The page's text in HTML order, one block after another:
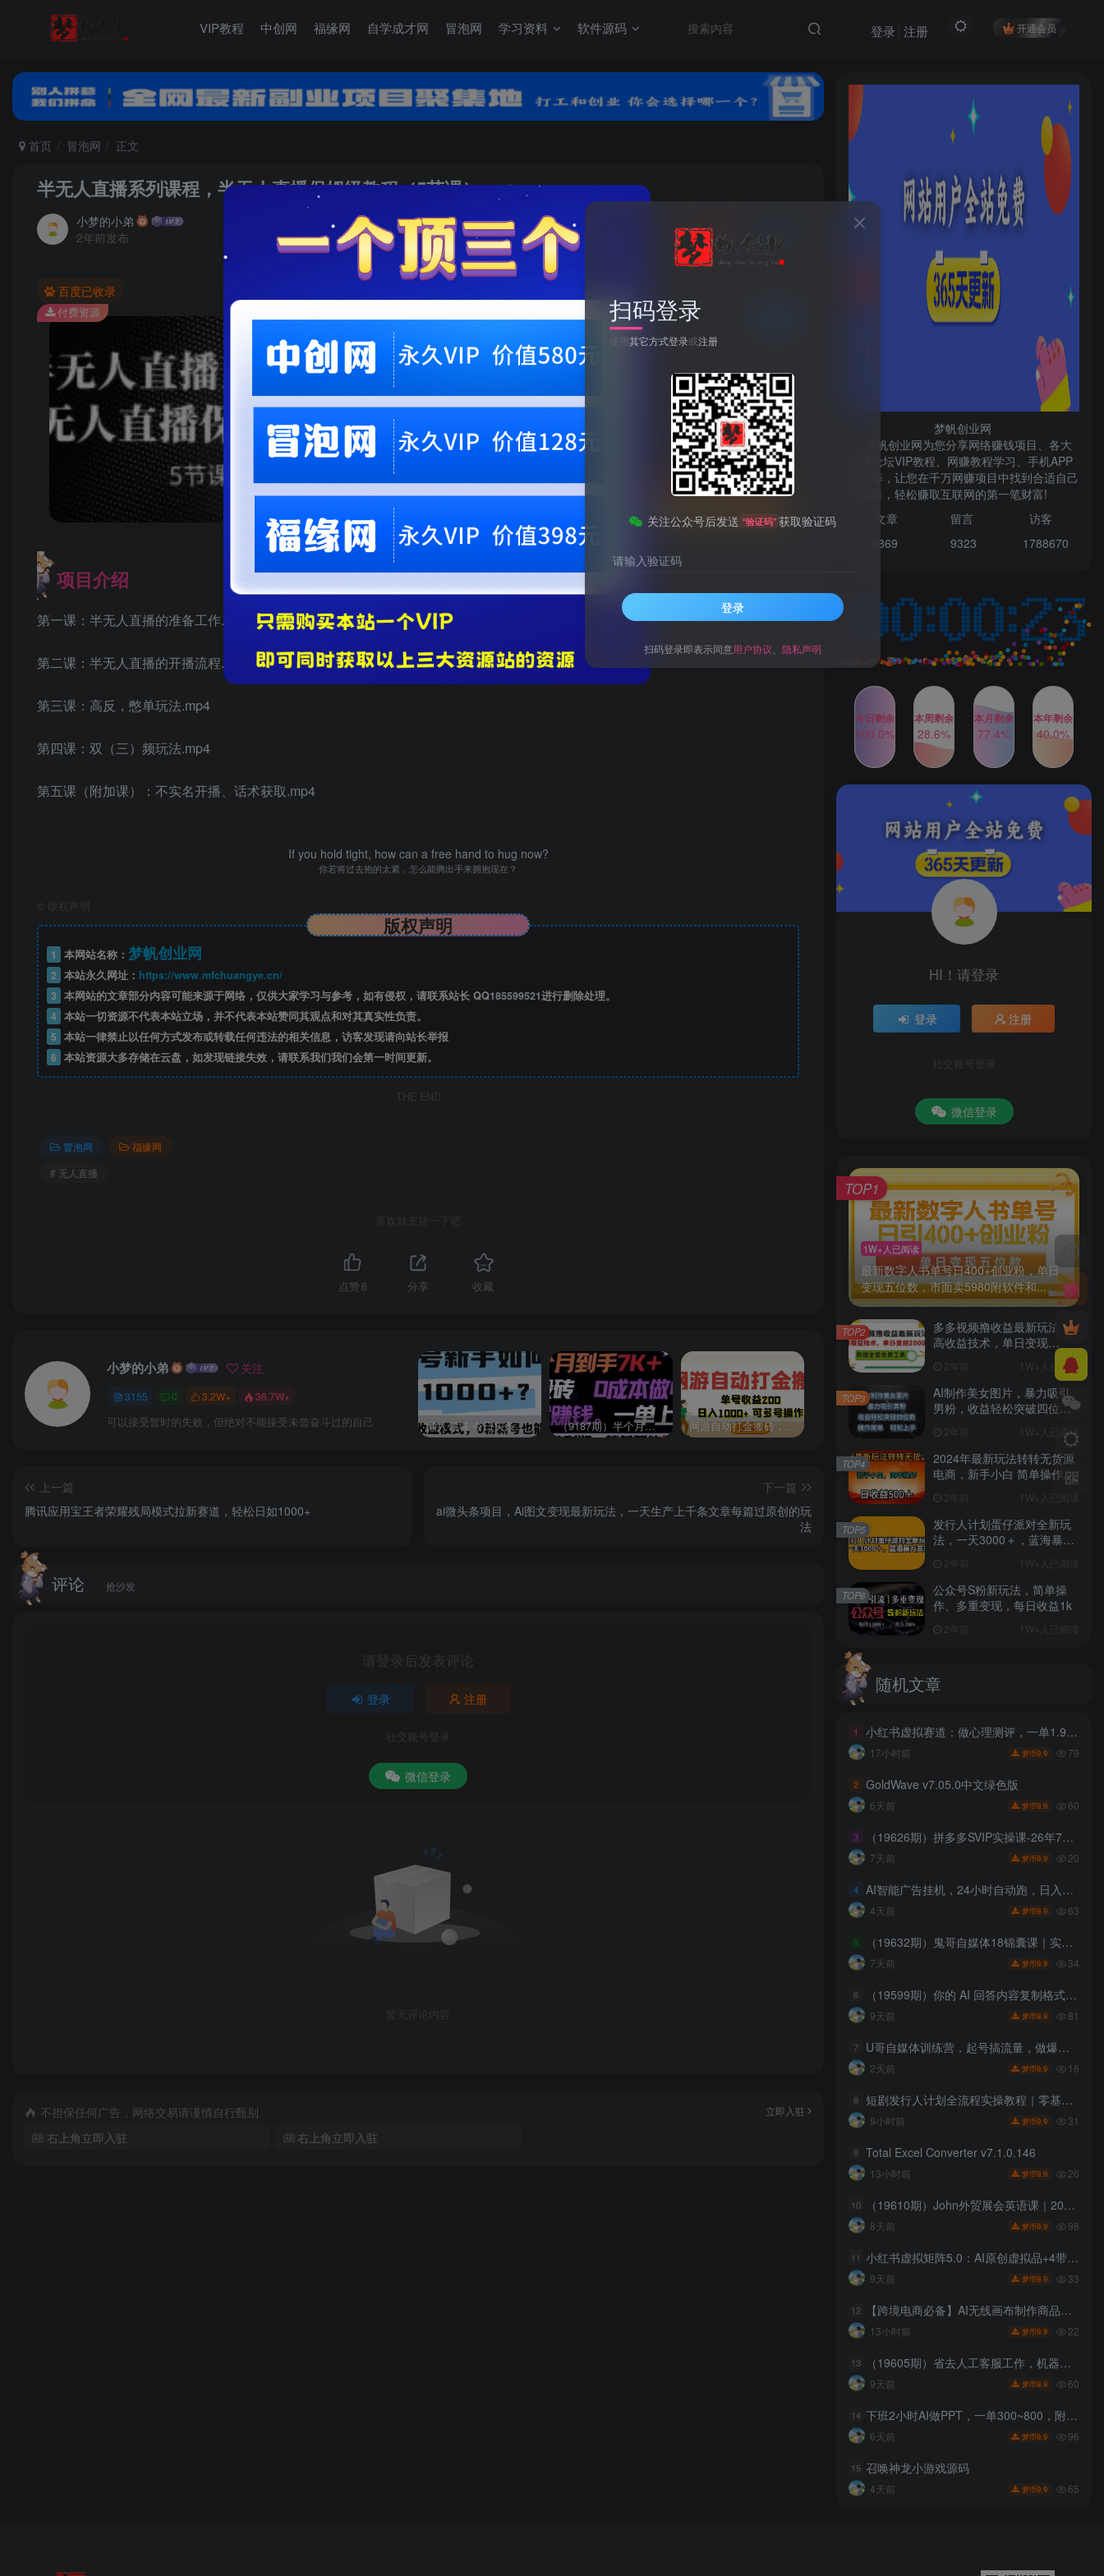
VIP教程 中创网 福缘网 自学成才网 冒泡网 学习资料 软件源码 开通会员
登录 注册
首页 冒泡网 正文
半无人直播系列课程，半无人直播保姆级教程（5节课）
小梦的小弟
2年前发布
关注
0 54 6
百度已收录
半无人直播系列课程，半无人直播保姆级教程（5节课）
此内容为付费资源，请付费后查看
会员专属资源
黄金会员 免费 钻石会员免费
您暂无购买权限，请先开通会员
付费资源
项目介绍
第一课：半无人直播的准备工作.mp4
第二课：半无人直播的开播流程.mp4
第三课：高反，憋单玩法.mp4
第四课：双（三）频玩法.mp4
第五课（附加课）：不实名开播、话术获取.mp4
If you hold tight, how can a free hand to hug now?
你若将过去抱的太紧，怎么能腾出手来拥抱现在？
版权声明
版权声明
1 本网站名称： 梦帆创业网
2 本站永久网址： https://www.mfchuangye.cn/
3 本网站的文章部分内容可能来源于网络，仅供大家学习与参考，如有侵权，请联系站长 QQ185599521进行删除处理。
4 本站一切资源不代表本站立场，并不代表本站赞同其观点和对其真实性负责。
5 本站一律禁止以任何方式发布或转载任何违法的相关信息，访客发现请向站长举报
6 本站资源大多存储在云盘，如发现链接失效，请联系我们我们会第一时间更新。
THE END
冒泡网
福缘网
# 无人直播
喜欢就支持一下吧
点赞 6 分享 收藏
小梦的小弟 关注
3155 0 3.2W+ 36.7W+
可以接受暂时的失败，但绝对不能接受未曾奋斗过的自己 懒人领域·今日头条项目玩法，头条中视频项目，单号收益在50—500可批量￼ （9187期）半个月收益7K+，无脑搬砖，0成本做中间商，转手就赚钱，一单上百块，单… 网游自动打金搬砖，单号收益200 日入1000+ 无脑操作 11月小绿书全新玩法，公众号流量主+小绿书带货双重变现，小白十分钟无脑日入1000+
上一篇
腾讯应用宝王者荣耀残局模式拉新赛道，轻松日如1000+
下一篇
ai微头条项目，Ai图文变现最新玩法，一天生产上千条文章每篇过原创的玩
法
评论 抢沙发
请登录后发表评论
登录 注册
社交账号登录
微信登录
暂无评论内容
不担保任何广告，网络交易请谨慎自行甄别 立即入驻
右上角立即入驻 右上角立即入驻
HI！请登录
登录
多多视频撸收益最新玩法，
高收益技术，单日变现
2000+，附赠全套技术资料
2年前 1W+人已阅读
男粉，收益轻松突破四位
数，操作简单 上手难度低
2年前 1W+人已阅读
TOP3
2024年最新玩法转转无货源
电商，新手小白 简单操作，
2年前 1W+人已阅读
TOP4
发行人计划蛋仔派对全新玩
法，一天3000＋，蓝海暴力
变现2年前
公众号S粉新玩法，简单操
作、多重变现，每日收益1k
2年前
梦帆创业网
梦帆创业网为您分享网络赚钱项目、各大
网赚论坛VIP教程、网赚教程学习、手机APP
赚钱等，让您在千万网赚项目中找到合适自己
的项目，轻松赚取互联网的第一笔财富!
文章 留言 访客
6869 9323 1788670
今日剩余
100.0%
本周剩余
28.6%
本月剩余
77.4%
本年剩余
40.0%
HI！请登录
登录 注册
社交账号登录
微信登录
1W+人已阅读
最新数字人书单号日400+创业粉，单日
变现五位数，市面卖5980附软件和...
TOP1
多多视频撸收益最新玩法，
高收益技术，单日变现
2000+，附赠全套技术资料
2年前 1W+人已阅读
TOP2
AI制作美女图片，暴力吸引
男粉，收益轻松突破四位
2年前 1W+人已阅读
TOP3
2024年最新玩法转转无货源
电商，新手小白 简单操作，
2年前 1W+人已阅读
TOP4
发行人计划蛋仔派对全新玩
法，一天3000＋，蓝海暴力
2年前 1W+人已阅读
TOP5
公众号S粉新玩法，简单操
作、多重变现，每日收益1k
2年前 1W+人已阅读
TOP6
随机文章
1 小红书虚拟赛道：做心理测评，一单1.99，102天卖了2.4w+份，月到手1w+
17小时前 梦币9.9 79
2 GoldWave v7.05.0中文绿色版
6天前 梦币9.9 60
3 （19626期）拼多多SVIP实操课-26年7月，截流卡大促+无痕涨价+无限群爆款+AI赋能爆单新玩法，带你打爆店铺
7天前 梦币9.9 20
4 AI智能广告挂机，24小时自动跑，日入300-500，新手零门槛
4天前 梦币9.9 63
5 （19632期）鬼哥自媒体18锦囊课｜实体商家全套体系｜IP 定位-私域矩阵-招商裂变｜同城获客起号完整实操教学
7天前 梦币9.9 34
6 （19599期）你的 AI 回答内容复制格式总乱码？完美一键保留原格式复制，办公宝藏浏览器插件 Copy With Format
9天前 梦币9.9 81
7 U哥自媒体训练营，起号搞流量，做爆款，掌握稳定做号能力，把自媒体变成可持续稳定的增收渠道
2天前 梦币9.9 16
8 短剧发行人计划全流程实操教程｜零基础账号定位、选剧剪辑、视频制作、发布优化一站式出单变现课
9小时前 梦币9.9 31
9 Total Excel Converter v7.1.0.146
13小时前 梦币9.9 26
10 （19610期）John外贸展会英语课｜2026全套音频配套文档，13大业务模块加三类实景对话搞定外商洽谈沟通
8天前 梦币9.9 98
11 小红书虚拟矩阵5.0：AI原创虚拟品+4带1自动化AI发笔记+测款怼款双模式（可工作室放大
9天前 梦币9.9 33
12 【跨境电商必备】AI无线画布制作商品宣传视频，四步搞定，无线画布工作流，操作简单好上手
13小时前 梦币9.9 22
13 （19605期）省去人工客服工作，机器人自动发资源，全套多多虚拟玩法月收益 1-5W
9天前 梦币9.9 60
14 下班2小时AI做PPT，一单300~800，附接单资源，全职副业都行【揭秘】
6天前 梦币9.9 96
15 召唤神龙小游戏源码
4天前 梦币9.9 65
扫码登录
使用其它方式登录或注册
关注公众号后发送 “验证码” 获取验证码
请输入验证码
登录
扫码登录即表示同意用户协议 隐私声明